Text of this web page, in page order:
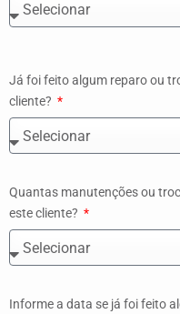
Já foi feito algum reparo ou
cliente?
Quantas manutenções ou
este cliente?
Informe a data se já foi feito